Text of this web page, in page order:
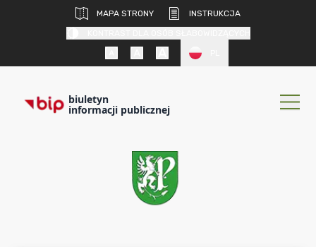
MAPA STRONY
INSTRUKCJA
biuletyn
informacji publicznej